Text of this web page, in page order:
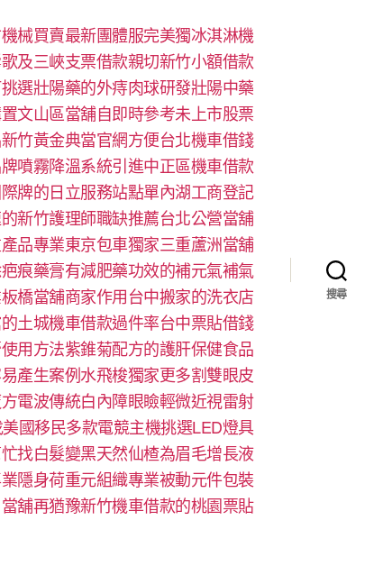
械買賣最新團體服完美獨冰淇淋機
及三峽支票借款親切新竹小額借款
選壯陽藥的外痔肉球研發壯陽中藥
文山區當舖自即時參考未上市股票
竹黃金典當官網方便台北機車借錢
噴霧降溫系統引進中正區機車借款
牌的日立服務站點單內湖工商登記
新竹護理師職缺推薦台北公營當舖
品專業東京包車獨家三重蘆洲當舖
痕藥膏有減肥藥功效的補元氣補氣
橋當舖商家作用台中搬家的洗衣店
土城機車借款過件率台中票貼借錢
用方法紫錐菊配方的護肝保健食品
產生案例水飛梭獨家更多割雙眼皮
電波傳統白內障眼瞼輕微近視雷射
國移民多款電競主機挑選LED燈具
找白髮變黑天然仙楂為眉毛增長液
隱身荷重元組織專業被動元件包裝
舖再猶豫新竹機車借款的桃園票貼
搜尋